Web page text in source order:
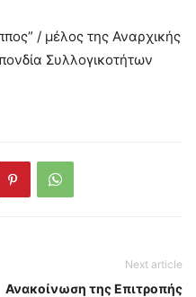
/ μέλος της Αναρχικής
Συλλογικοτήτων
Next article
Ανακοίνωση της Επιτροπής